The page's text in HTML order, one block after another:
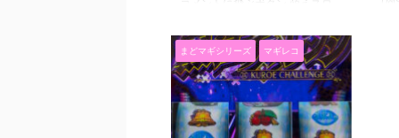
コメントに飛ぶボタン 萌えスロ
（@SlotAkkun） にほんブログ村
先週に引き続き２週連続でマギレ
コの新しい情報が出てきました。
先週は昨日記事にしてまとめたス
トーリー順の示唆についてと
→【スマスロマギアレコード】ス
まどマギシリーズ マギレコ